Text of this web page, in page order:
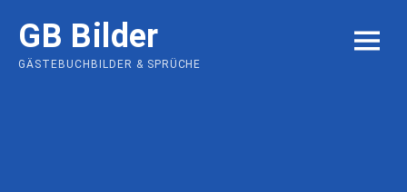
content
GB Bilder
GÄSTEBUCHBILDER & SPRÜCHE
MENU